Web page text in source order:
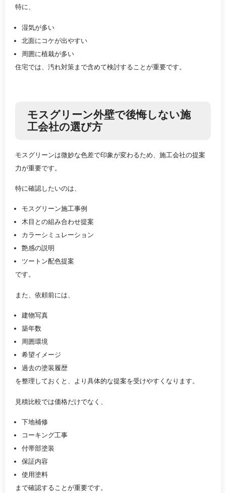
特に、
湿気が多い
北面にコケが出やすい
周囲に植栽が多い
住宅では、汚れ対策まで含めて検討することが重要です。
モスグリーン外壁で後悔しない施
工会社の選び方
モスグリーンは微妙な色差で印象が変わるため、施工会社の提案
力が重要です。
特に確認したいのは、
モスグリーン施工事例
木目との組み合わせ提案
カラーシミュレーション
艶感の説明
ツートン配色提案
です。
また、依頼前には、
建物写真
築年数
周囲環境
希望イメージ
過去の塗装履歴
を整理しておくと、より具体的な提案を受けやすくなります。
見積比較では価格だけでなく、
下地補修
コーキング工事
付帯部塗装
保証内容
使用塗料
まで確認することが重要です。